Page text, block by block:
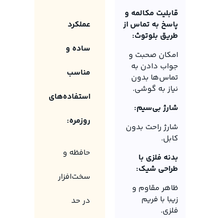
قابلیت مکالمه و
پاسخ به تماس از
طریق بلوتوث:
امکان صحبت و
جواب دادن به
تماس‌ها بدون
نیاز به گوشی.
شارژ بی‌سیم:
شارژ راحت بدون
کابل.
بدنه فلزی با
طراحی شیک:
ظاهر مقاوم و
زیبا با فریم
فلزی.
عملکرد
ساده و
مناسب
استفاده‌های
روزمره:
حافظه و
سخت‌افزار
در حد